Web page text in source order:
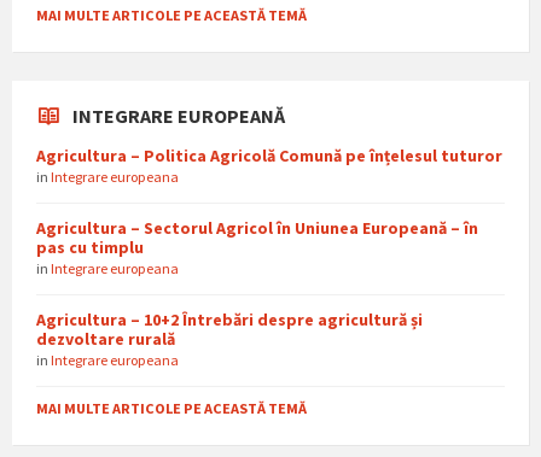
MAI MULTE ARTICOLE PE ACEASTĂ TEMĂ
INTEGRARE EUROPEANĂ
Agricultura – Politica Agricolă Comună pe înțelesul tuturor
in Integrare europeana
Agricultura – Sectorul Agricol în Uniunea Europeană – în
pas cu timplu
in Integrare europeana
Agricultura – 10+2 Întrebări despre agricultură și
dezvoltare rurală
in Integrare europeana
MAI MULTE ARTICOLE PE ACEASTĂ TEMĂ